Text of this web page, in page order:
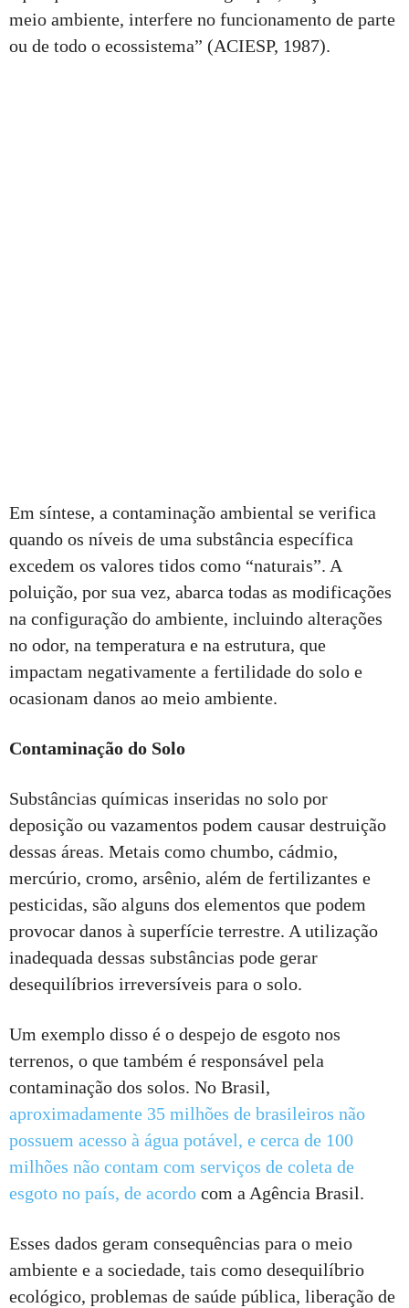
meio ambiente, interfere no funcionamento de parte
ou de todo o ecossistema” (ACIESP, 1987).
Em síntese, a contaminação ambiental se verifica
quando os níveis de uma substância específica
excedem os valores tidos como “naturais”. A
poluição, por sua vez, abarca todas as modificações
na configuração do ambiente, incluindo alterações
no odor, na temperatura e na estrutura, que
impactam negativamente a fertilidade do solo e
ocasionam danos ao meio ambiente.
Contaminação do Solo
Substâncias químicas inseridas no solo por
deposição ou vazamentos podem causar destruição
dessas áreas. Metais como chumbo, cádmio,
mercúrio, cromo, arsênio, além de fertilizantes e
pesticidas, são alguns dos elementos que podem
provocar danos à superfície terrestre. A utilização
inadequada dessas substâncias pode gerar
desequilíbrios irreversíveis para o solo.
Um exemplo disso é o despejo de esgoto nos
terrenos, o que também é responsável pela
contaminação dos solos. No Brasil,
aproximadamente 35 milhões de brasileiros não
possuem acesso à água potável, e cerca de 100
milhões não contam com serviços de coleta de
esgoto no país, de acordo com a Agência Brasil.
Esses dados geram consequências para o meio
ambiente e a sociedade, tais como desequilíbrio
ecológico, problemas de saúde pública, liberação de